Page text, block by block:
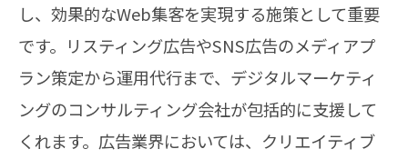
し、効果的なWeb集客を実現する施策として重要
です。リスティング広告やSNS広告のメディアプ
ラン策定から運用代行まで、デジタルマーケティ
ングのコンサルティング会社が包括的に支援して
くれます。広告業界においては、クリエイティブ